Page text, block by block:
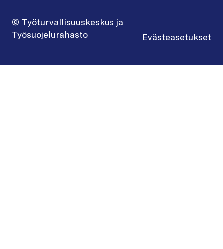
© Työturvallisuuskeskus ja
Työsuojelurahasto
Evästeasetukset